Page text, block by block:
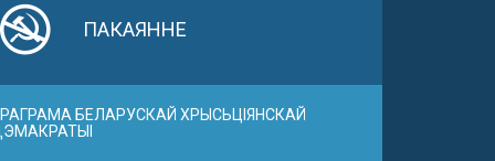
ПАКАЯННЕ
БЕЛАРУСКАЙ ХРЫСЬЦІЯНСКАЙ